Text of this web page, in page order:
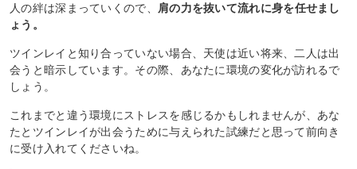
人の絆は深まっていくので、
肩の力を抜いて流れに身を任せまし
ょう。
ツインレイと知り合っていない場合、天使は近い将来、二人は出
会うと暗示しています。その際、あなたに環境の変化が訪れるで
しょう。
これまでと違う環境にストレスを感じるかもしれませんが、あな
たとツインレイが出会うために与えられた試練だと思って前向き
に受け入れてくださいね。